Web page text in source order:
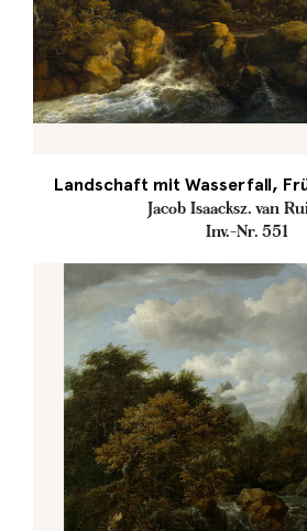
Landschaft mit Wasserfall,
Jacob Isaacksz. van
Inv.-Nr. 551